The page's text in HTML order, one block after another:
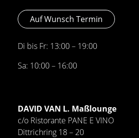
Auf Wunsch Termin
Di bis Fr: 13:00 – 19:00
Sa: 10:00 – 16:00
DAVID VAN L. Maßlounge
c/o Ristorante PANE E VINO
Dittrichring 18 – 20